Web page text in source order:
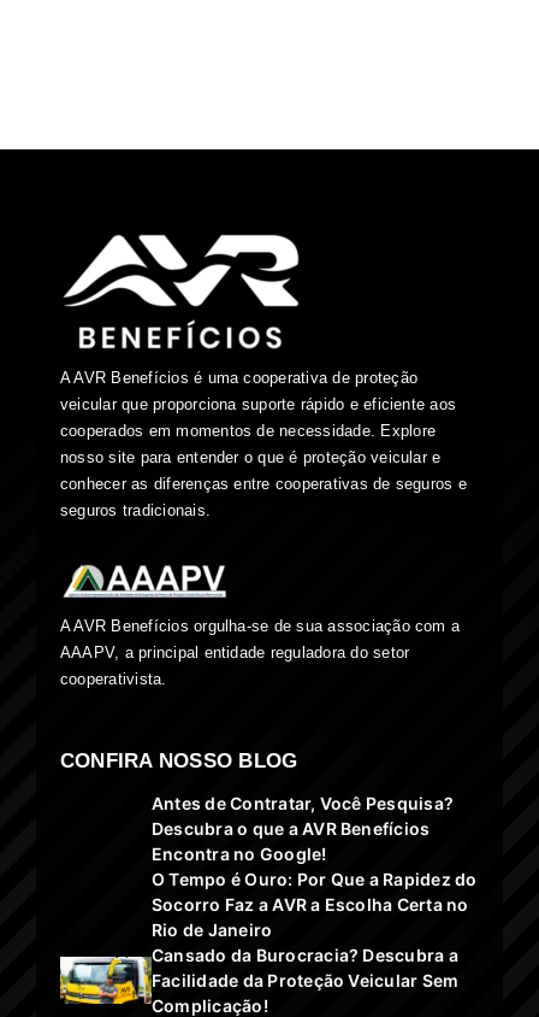
A AVR Benefícios é uma cooperativa de proteção
veicular que proporciona suporte rápido e eficiente aos
cooperados em momentos de necessidade. Explore
nosso site para entender o que é proteção veicular e
conhecer as diferenças entre cooperativas de seguros e
seguros tradicionais.
A AVR Benefícios orgulha-se de sua associação com a
AAAPV, a principal entidade reguladora do setor
cooperativista.
CONFIRA NOSSO BLOG
Antes de Contratar, Você Pesquisa?
Descubra o que a AVR Benefícios
Encontra no Google!
O Tempo é Ouro: Por Que a Rapidez do
Socorro Faz a AVR a Escolha Certa no
Rio de Janeiro
Cansado da Burocracia? Descubra a
Facilidade da Proteção Veicular Sem
Complicação!